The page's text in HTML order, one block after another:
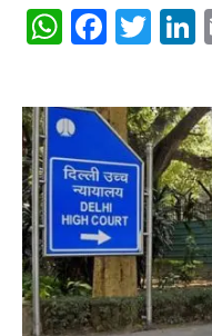
W
h
at
s
A
p
p
F
a
c
e
b
o
o
k
T
w
itt
e
r